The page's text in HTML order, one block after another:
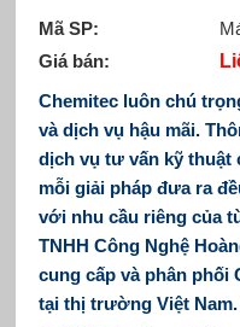
Mã SP:
Giá bán:
Chemitec luôn chú
và dịch vụ hậu mãi.
dịch vụ tư vấn kỹ thuật
mỗi giải pháp đưa ra
với nhu cầu riêng của
TNHH Công Nghệ
cung cấp và phân phối
tại thị trường Việt Nam.